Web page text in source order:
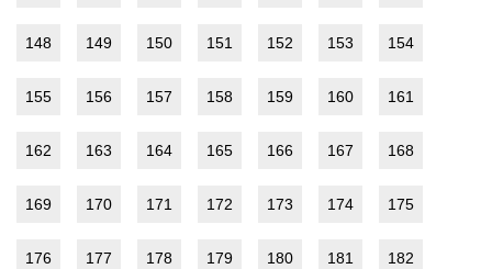
148 149 150 151 152 153 154
155 156 157 158 159 160 161
162 163 164 165 166 167 168
169 170 171 172 173 174 175
176 177 178 179 180 181 182